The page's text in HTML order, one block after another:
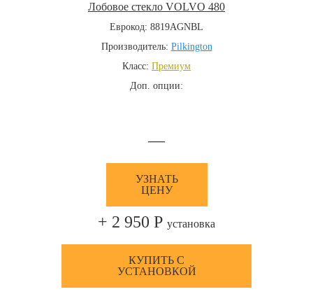
Лобовое стекло VOLVO 480
Еврокод: 8819AGNBL
Производитель: Pilkington
Класс: Премиум
Доп. опции:
—
УЗНАТЬ
ЦЕНУ
+ 2 950 Р установка
КУПИТЬ С
УСТАНОВКОЙ